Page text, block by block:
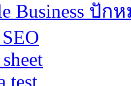
Business ปัก
test